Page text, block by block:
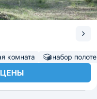
комната набор